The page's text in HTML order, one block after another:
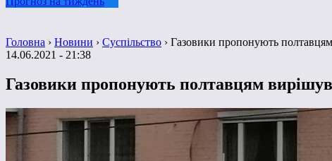
Головна › Новини › Суспільство › Газовики пропонують
14.06.2021 - 21:38
Газовики пропонують полтавцям